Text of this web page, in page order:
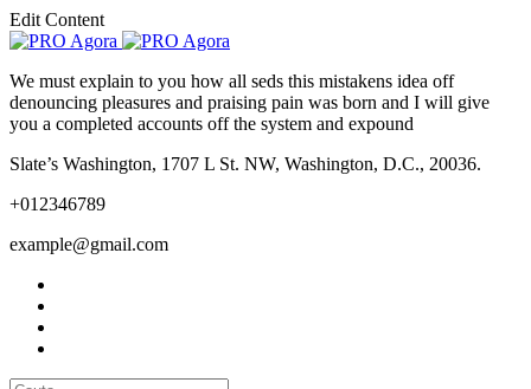
Edit Content
We must explain to you how all seds this mistakens idea off
denouncing pleasures and praising pain was born and I will give
you a completed accounts off the system and expound
Slate’s Washington, 1707 L St. NW, Washington, D.C., 20036.
+012346789
example@gmail.com